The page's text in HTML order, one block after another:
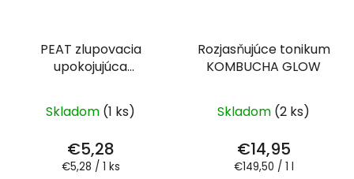
PEAT zlupovacia
upokojujúca
rašelinou
Skladom (1 ks)
€5,28
Jednotková
€5,28 / 1 ks
Rozjasňujúce tonikum
KOMBUCHA GLOW
Skladom (2 ks)
€14,95
Jednotková
€149,50 / 1 l